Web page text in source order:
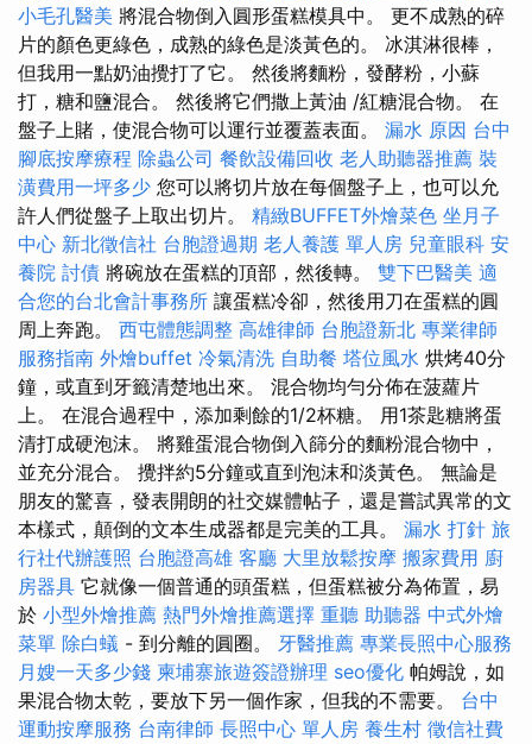
小毛孔醫美 將混合物倒入圓形蛋糕模具中。 更不成熟的碎
片的顏色更綠色，成熟的綠色是淡黃色的。 冰淇淋很棒，
但我用一點奶油攪打了它。 然後將麵粉，發酵粉，小蘇
打，糖和鹽混合。 然後將它們撒上黃油 /紅糖混合物。 在
盤子上賭，使混合物可以運行並覆蓋表面。 漏水 原因 台中
腳底按摩療程 除蟲公司 餐飲設備回收 老人助聽器推薦 裝
潢費用一坪多少 您可以將切片放在每個盤子上，也可以允
許人們從盤子上取出切片。 精緻BUFFET外燴菜色 坐月子
中心 新北徵信社 台胞證過期 老人養護 單人房 兒童眼科 安
養院 討債 將碗放在蛋糕的頂部，然後轉。 雙下巴醫美 適
合您的台北會計事務所 讓蛋糕冷卻，然後用刀在蛋糕的圓
周上奔跑。 西屯體態調整 高雄律師 台胞證新北 專業律師
服務指南 外燴buffet 冷氣清洗 自助餐 塔位風水 烘烤40分
鐘，或直到牙籤清楚地出來。 混合物均勻分佈在菠蘿片
上。 在混合過程中，添加剩餘的1/2杯糖。 用1茶匙糖將蛋
清打成硬泡沫。 將雞蛋混合物倒入篩分的麵粉混合物中，
並充分混合。 攪拌約5分鐘或直到泡沫和淡黃色。 無論是
朋友的驚喜，發表開朗的社交媒體帖子，還是嘗試異常的文
本樣式，顛倒的文本生成器都是完美的工具。 漏水 打針 旅
行社代辦護照 台胞證高雄 客廳 大里放鬆按摩 搬家費用 廚
房器具 它就像一個普通的頭蛋糕，但蛋糕被分為佈置，易
於 小型外燴推薦 熱門外燴推薦選擇 重聽 助聽器 中式外燴
菜單 除白蟻 - 到分離的圓圈。 牙醫推薦 專業長照中心服務
月嫂一天多少錢 柬埔寨旅遊簽證辦理 seo優化 帕姆說，如
果混合物太乾，要放下另一個作家，但我的不需要。 台中
運動按摩服務 台南律師 長照中心 單人房 養生村 徵信社費